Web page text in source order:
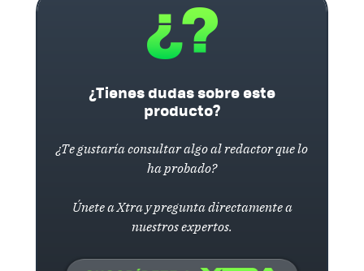
¿Tienes dudas sobre este
producto?
¿Te gustaría consultar algo al redactor que lo
ha probado?
Únete a Xtra y pregunta directamente a
nuestros expertos.